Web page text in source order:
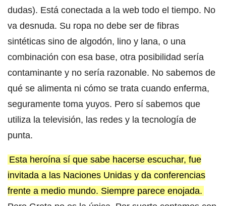
dudas). Está conectada a la web todo el tiempo. No
va desnuda. Su ropa no debe ser de fibras
sintéticas sino de algodón, lino y lana, o una
combinación con esa base, otra posibilidad sería
contaminante y no sería razonable. No sabemos de
qué se alimenta ni cómo se trata cuando enferma,
seguramente toma yuyos. Pero sí sabemos que
utiliza la televisión, las redes y la tecnología de
punta.
Esta heroína sí que sabe hacerse escuchar, fue
invitada a las Naciones Unidas y da conferencias
frente a medio mundo. Siempre parece enojada.